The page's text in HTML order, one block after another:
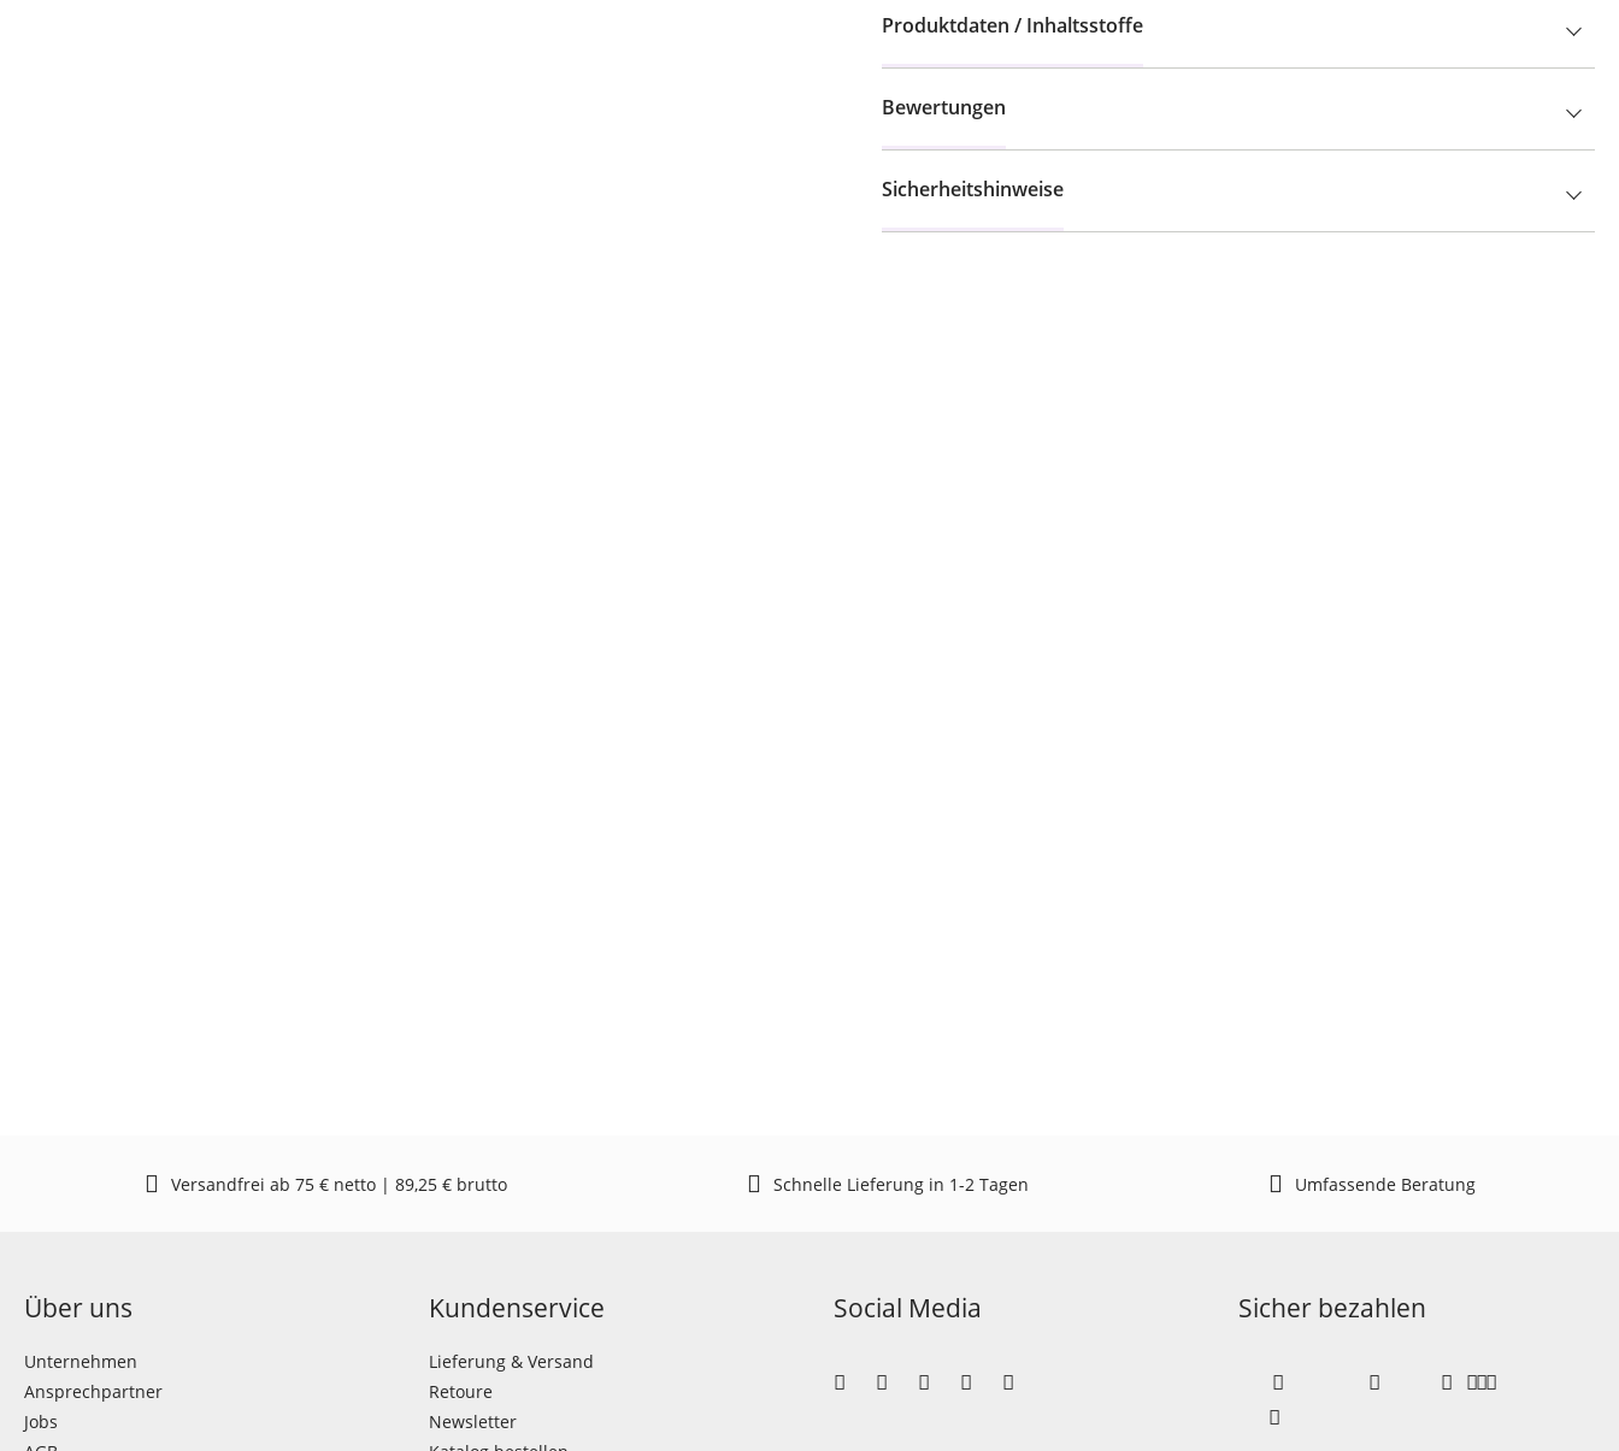
Produktdaten / Inhaltsstoffe
Bewertungen
Sicherheitshinweise
Versandfrei ab 75 € netto | 89,25 € brutto Schnelle Lieferung in 1-2 Tagen Umfassende Beratung
Über uns
Unternehmen
Ansprechpartner
Jobs
Kundenservice
Lieferung & Versand
Retoure
Newsletter
Social Media Sicher bezahlen